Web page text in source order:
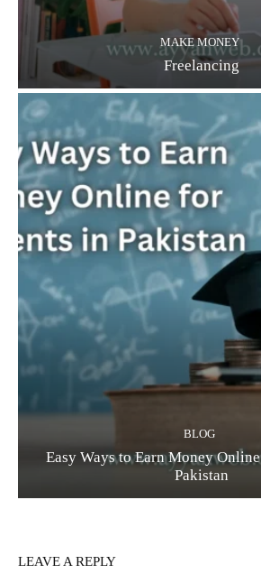
MAKE MONEY
Freelancing
BLOG
Easy Ways to Earn Money
Pakistan
LEAVE A REPLY